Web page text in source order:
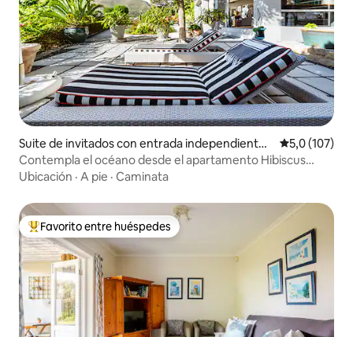
Suite de invitados con entrada independiente
en Camps Bay
Calificación
5,0 (107)
Contempla el océano desde el apartamento Hibiscus
Camps Bay Garden
Ubicación · A pie · Caminata
Favorito entre los huéspedes más destacados
Favorito entre huéspedes